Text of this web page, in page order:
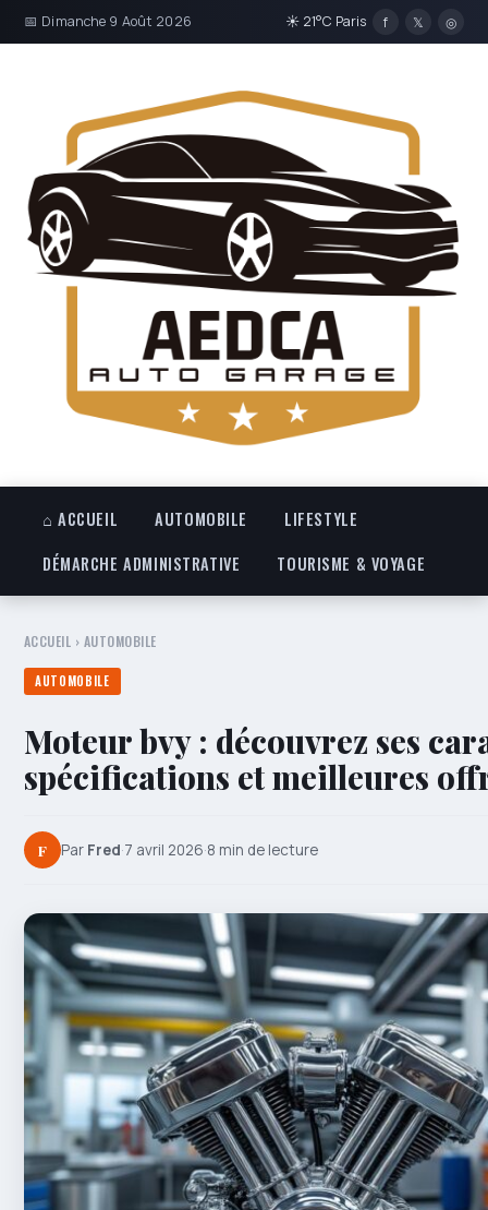
📅 Dimanche 9 Août 2026 ☀ 21°C Paris f 𝕏 ◎
⌂ ACCUEIL AUTOMOBILE
LIFESTYLE
DÉMARCHE ADMINISTRATIVE
TOURISME & VOYAGE
ACCUEIL › AUTOMOBILE
AUTOMOBILE
Moteur bvy : découvrez ses
spécifications et meilleures
F Par Fred·7 avril 2026·8 min de lecture